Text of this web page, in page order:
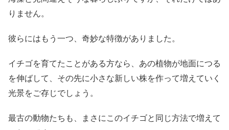
りません。
彼らにはもう一つ、奇妙な特徴がありました。
イチゴを育てたことがある方なら、あの植物が地面につる
を伸ばして、その先に小さな新しい株を作って増えていく
光景をご存じでしょう。
最古の動物たちも、まさにこのイチゴと同じ方法で増えて